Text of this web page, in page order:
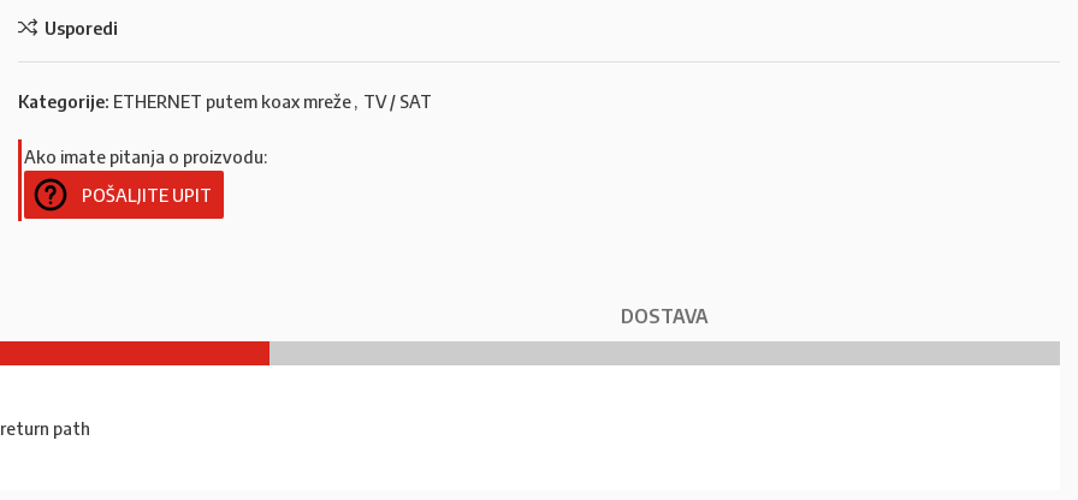
Usporedi
Kategorije: ETHERNET putem koax mreže, TV / SAT
Ako imate pitanja o proizvodu:
POŠALJITE UPIT
DOSTAVA
path